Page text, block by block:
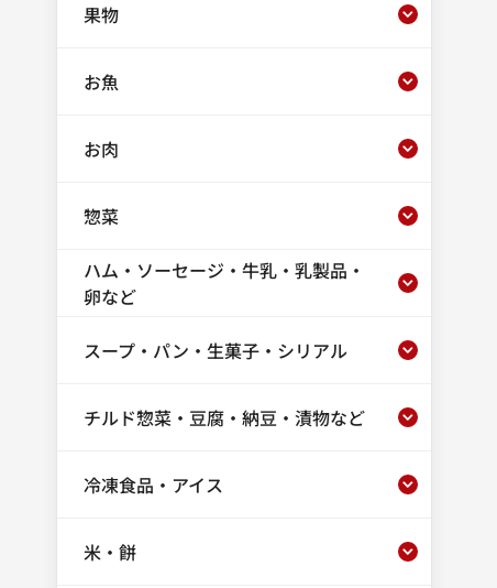
果物
お魚
お肉
惣菜
ハム・ソーセージ・牛乳・乳製品・
卵など
スープ・パン・生菓子・シリアル
チルド惣菜・豆腐・納豆・漬物など
冷凍食品・アイス
米・餅